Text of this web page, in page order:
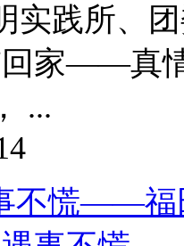
实践所、
回家——真
...
不慌——福